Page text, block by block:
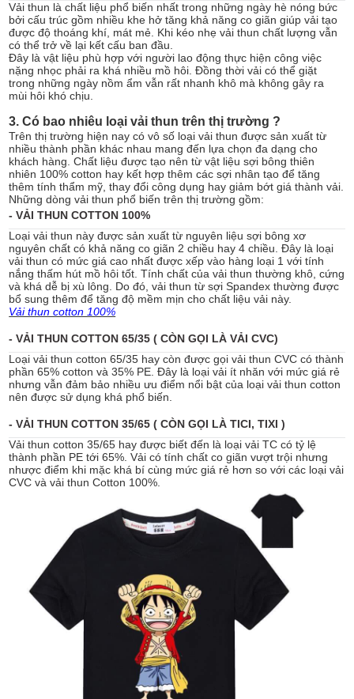
Vải thun là chất liệu phổ biến nhất trong những ngày hè nóng bức
bởi cấu trúc gồm nhiều khe hở tăng khả năng co giãn giúp vải tạo
được độ thoáng khí, mát mẻ. Khi kéo nhẹ vải thun chất lượng vẫn
có thể trở về lại kết cấu ban đầu.
Đây là vật liệu phù hợp với người lao động thực hiện công việc
nặng nhọc phải ra khá nhiều mồ hôi. Đồng thời vải có thể giặt
trong những ngày nồm ẩm vẫn rất nhanh khô mà không gây ra
mùi hôi khó chịu.
3. Có bao nhiêu loại vải thun trên thị trường ?
Trên thị trường hiện nay có vô số loại vải thun được sản xuất từ
nhiều thành phần khác nhau mang đến lựa chọn đa dạng cho
khách hàng. Chất liệu được tạo nên từ vật liệu sợi bông thiên
nhiên 100% cotton hay kết hợp thêm các sợi nhân tạo để tăng
thêm tính thẩm mỹ, thay đổi công dụng hay giảm bớt giá thành vải.
Những dòng vải thun phổ biến trên thị trường gồm:
- VẢI THUN COTTON 100%
Loại vải thun này được sản xuất từ nguyên liệu sợi bông xơ
nguyên chất có khả năng co giãn 2 chiều hay 4 chiều. Đây là loại
vải thun có mức giá cao nhất được xếp vào hàng loại 1 với tính
nắng thấm hút mồ hôi tốt. Tính chất của vải thun thường khô, cứng
và khá dễ bị xù lông. Do đó, vải thun từ sợi Spandex thường được
bổ sung thêm để tăng độ mềm mịn cho chất liệu vải này.
Vải thun cotton 100%
- VẢI THUN COTTON 65/35 ( CÒN GỌI LÀ VẢI CVC)
Loại vải thun cotton 65/35 hay còn được gọi vải thun CVC có thành
phần 65% cotton và 35% PE. Đây là loại vải ít nhăn với mức giá rẻ
nhưng vẫn đảm bảo nhiều ưu điểm nổi bật của loại vải thun cotton
nên được sử dụng khá phổ biến.
- VẢI THUN COTTON 35/65 ( CÒN GỌI LÀ TICI, TIXI )
Vải thun cotton 35/65 hay được biết đến là loại vải TC có tỷ lệ
thành phần PE tới 65%. Vải có tính chất co giãn vượt trội nhưng
nhược điểm khi mặc khá bí cùng mức giá rẻ hơn so với các loại vải
CVC và vải thun Cotton 100%.